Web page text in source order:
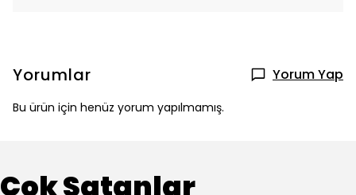
Yorumlar Yorum Yap
Bu ürün için henüz yorum yapılmamış.
Çok Satanlar